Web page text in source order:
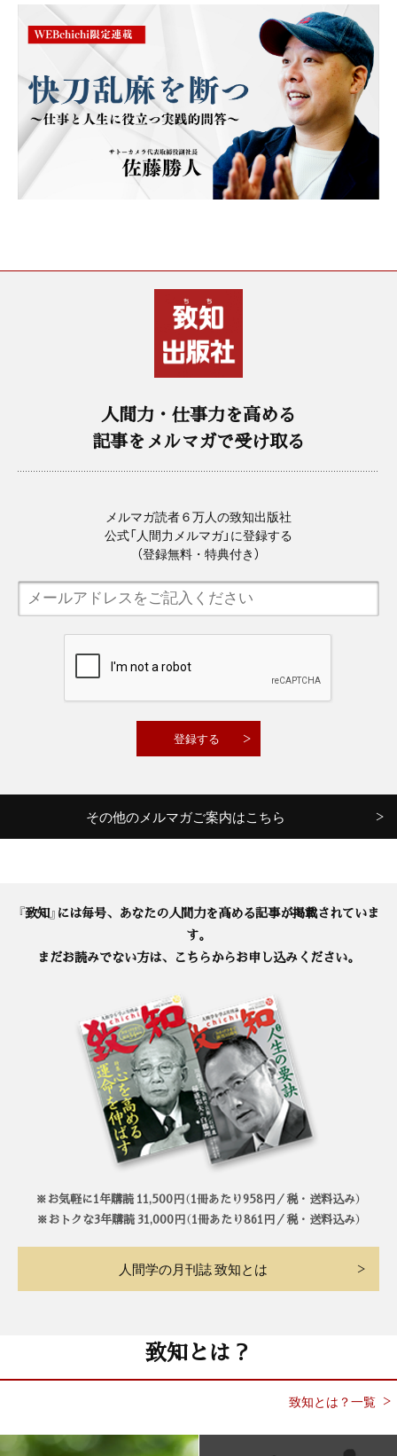
人間力・仕事力を高める
記事をメルマガで受け取る
メルマガ読者６万人の致知出版社
公式「人間力メルマガ」に登録する
（登録無料・特典付き）
その他のメルマガご案内はこちら
『致知』には毎号、あなたの人間力を高める記事が掲載されていま
す。
まだお読みでない方は、こちらからお申し込みください。
※お気軽に1年購読 11,500円（1冊あたり958円／税・送料込み）
※おトクな3年購読 31,000円（1冊あたり861円／税・送料込み）
人間学の月刊誌 致知とは
致知とは？
致知とは？一覧